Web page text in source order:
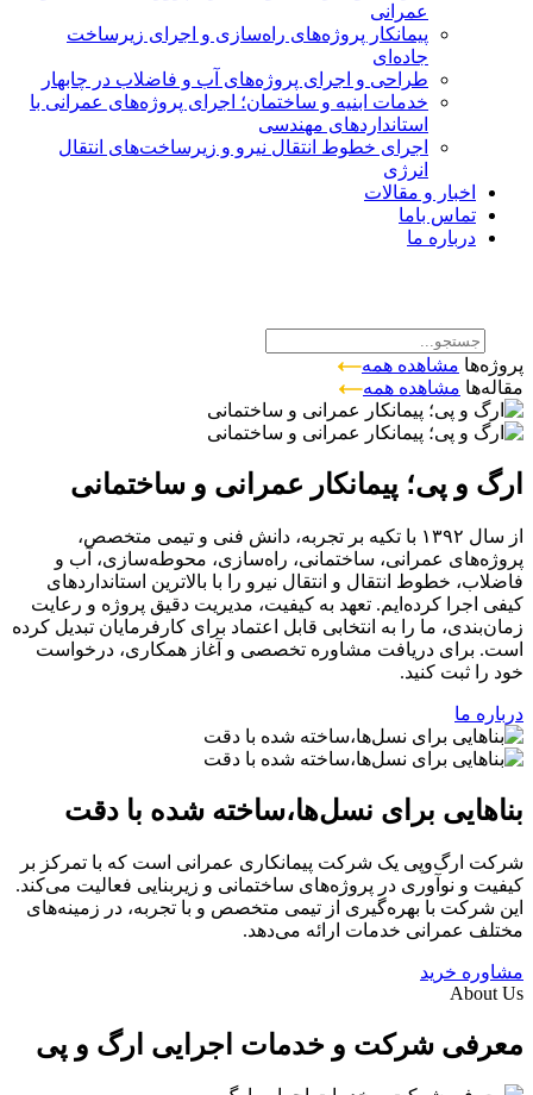
عمرانی
پیمانکار پروژه‌های راه‌سازی و اجرای زیرساخت
جاده‌ای
طراحی و اجرای پروژه‌های آب و فاضلاب در چابهار
خدمات ابنیه و ساختمان؛ اجرای پروژه‌های عمرانی با
استانداردهای مهندسی
اجرای خطوط انتقال نیرو و زیرساخت‌های انتقال
انرژی
اخبار و مقالات
تماس باما
درباره ما
پروژه‌ها مشاهده همه
مقاله‌ها مشاهده همه
ارگ و پی؛ پیمانکار عمرانی و ساختمانی
از سال ۱۳۹۲ با تکیه بر تجربه، دانش فنی و تیمی متخصص،
پروژه‌های عمرانی، ساختمانی، راه‌سازی، محوطه‌سازی، آب و
فاضلاب، خطوط انتقال و انتقال نیرو را با بالاترین استانداردهای
کیفی اجرا کرده‌ایم. تعهد به کیفیت، مدیریت دقیق پروژه و رعایت
زمان‌بندی، ما را به انتخابی قابل اعتماد برای کارفرمایان تبدیل کرده
است. برای دریافت مشاوره تخصصی و آغاز همکاری، درخواست
خود را ثبت کنید.
درباره ما
بناهایی برای نسل‌ها، ساخته شده با دقت
شرکت ارگ‌و‌پی یک شرکت پیمانکاری عمرانی است که با تمرکز بر
کیفیت و نوآوری در پروژه‌های ساختمانی و زیربنایی فعالیت می‌کند.
این شرکت با بهره‌گیری از تیمی متخصص و با تجربه، در زمینه‌های
مختلف عمرانی خدمات ارائه می‌دهد.
مشاوره خرید
About Us
معرفی شرکت و خدمات اجرایی ارگ و پی